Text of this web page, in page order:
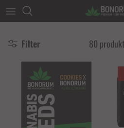
Direkt zum Inhalt
Filter 80